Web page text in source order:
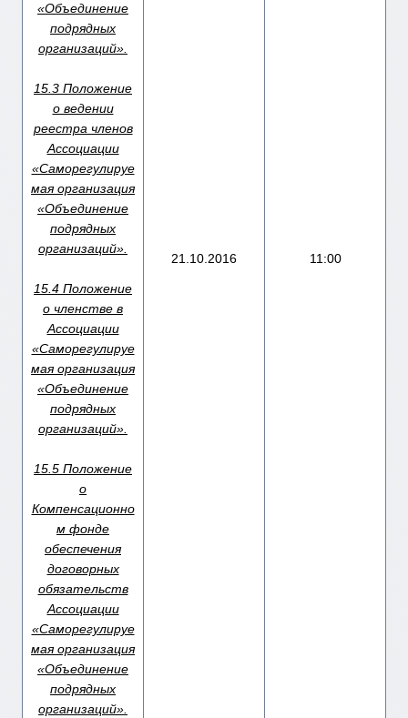
«Объединение
подрядных
организаций».
15.3 Положение
о ведении
реестра членов
Ассоциации
«Саморегулируе
мая организация
«Объединение
подрядных
организаций».
15.4 Положение
о членстве в
Ассоциации
«Саморегулируе
мая организация
«Объединение
подрядных
организаций».
15.5 Положение
о
Компенсационно
м фонде
обеспечения
договорных
обязательств
Ассоциации
«Саморегулируе
мая организация
«Объединение
подрядных
организаций».
21.10.2016 11:00